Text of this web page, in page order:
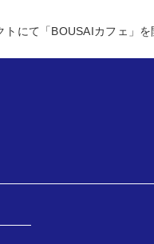
にて「BOUSAIカフェ」を